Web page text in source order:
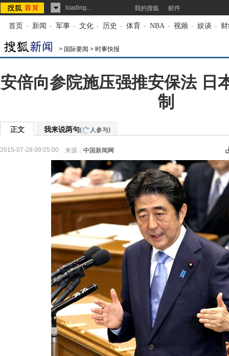
loading... 我的搜狐 邮件
首页 - 新闻 - 军事 - 文化 - 历史 - 体育 - NBA - 视频 - 娱谈 -
> 国际要闻 > 时事快报
安倍向参院施压强推安保法 日
制
正文 我来说两句( 人参与)
2015-07-28 09:05:00 来源： 中国新闻网